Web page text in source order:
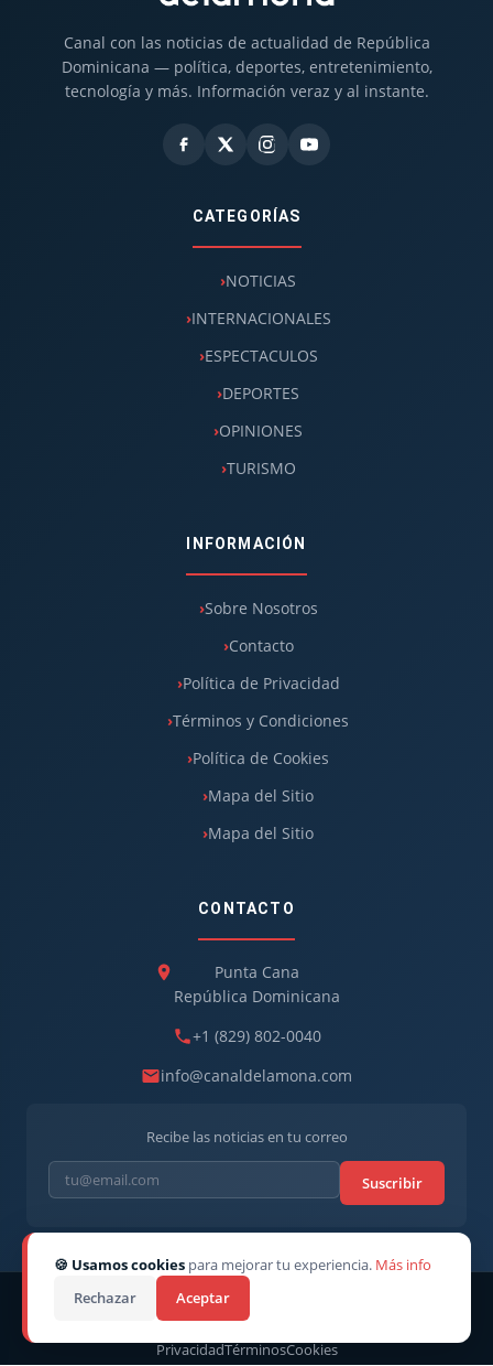
Canal con las noticias de actualidad de República
Dominicana — política, deportes, entretenimiento,
tecnología y más. Información veraz y al instante.
CATEGORÍAS
NOTICIAS
INTERNACIONALES
ESPECTACULOS
DEPORTES
OPINIONES
TURISMO
INFORMACIÓN
Sobre Nosotros
Contacto
Política de Privacidad
Términos y Condiciones
Política de Cookies
Mapa del Sitio
Mapa del Sitio
CONTACTO
Punta Cana
República Dominicana
+1 (829) 802-0040
info@canaldelamona.com
Recibe las noticias en tu correo
Suscribir
© 2026CanaldelaMona. Todos los derechos reservados. · Director
PrivacidadTérminosCookies
🍪 Usamos cookies para mejorar tu experiencia. Más info
Rechazar
Aceptar